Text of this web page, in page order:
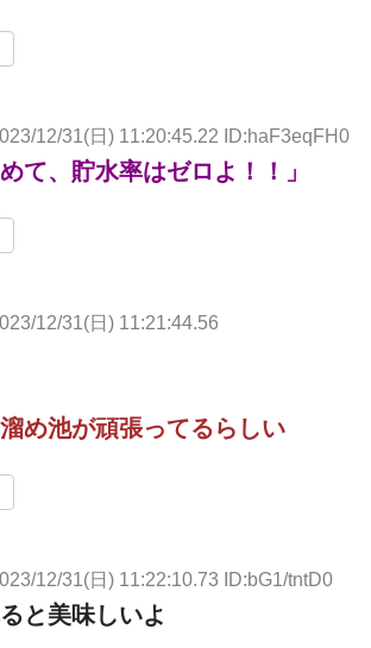
12/31(日) 11:20:45.22 ID:haF3eqFH0
て、貯水率はゼロよ！！」
12/31(日) 11:21:44.56
め池が頑張ってるらしい
12/31(日) 11:22:10.73 ID:bG1/tntD0
と美味しいよ